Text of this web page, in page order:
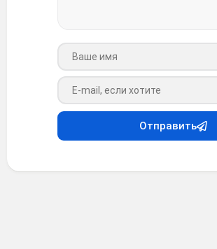
Ваше имя
Ваш e-mail
Отправить